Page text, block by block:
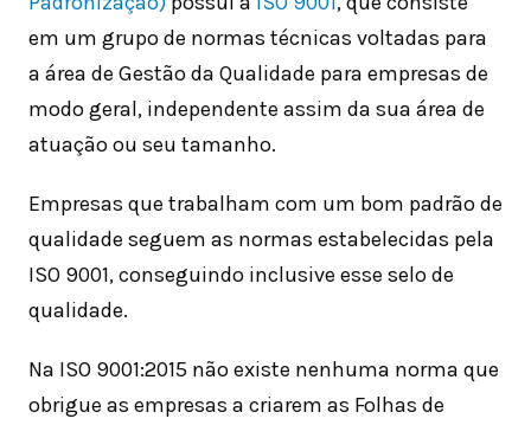
em um grupo de normas técnicas voltadas para
a área de Gestão da Qualidade para empresas de
modo geral, independente assim da sua área de
atuação ou seu tamanho.
Empresas que trabalham com um bom padrão de
qualidade seguem as normas estabelecidas pela
ISO 9001, conseguindo inclusive esse selo de
qualidade.
Na ISO 9001:2015 não existe nenhuma norma que
obrigue as empresas a criarem as Folhas de